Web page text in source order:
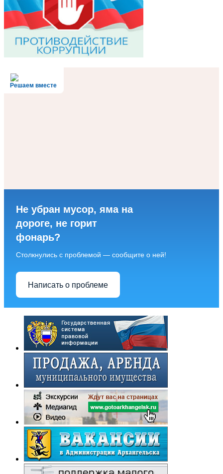
Решаем вместе
Не убран мусор, яма на
дороге, не горит
фонарь?
Столкнулись с проблемой — сообщите о ней!
Написать о проблеме